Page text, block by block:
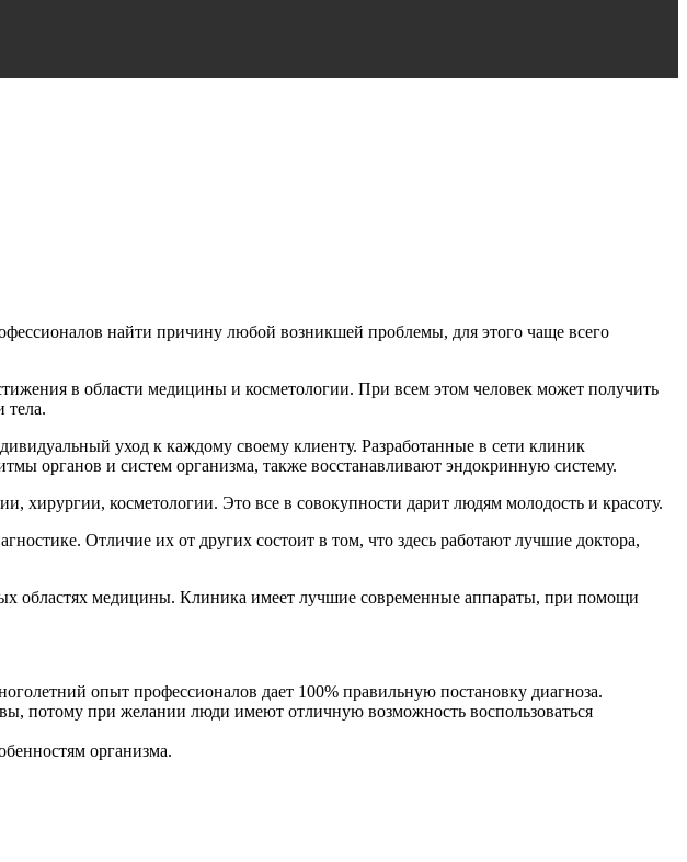
найти причину любой возникшей проблемы, для этого чаще всего
в области медицины и косметологии. При всем этом человек может получить
тела.
уход к каждому своему клиенту. Разработанные в сети клиник
органов и систем организма, также восстанавливают эндокринную систему.
косметологии. Это все в совокупности дарит людям молодость и красоту.
Отличие их от других состоит в том, что здесь работают лучшие доктора,
областях медицины. Клиника имеет лучшие современные аппараты, при помощи
опыт профессионалов дает 100% правильную постановку диагноза.
потому при желании люди имеют отличную возможность воспользоваться
организма.